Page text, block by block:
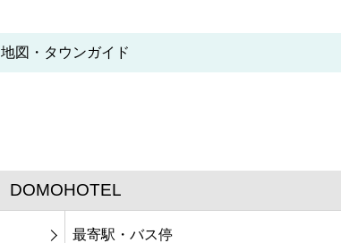
地図・タウンガイド
DOMOHOTEL
最寄駅・バス停